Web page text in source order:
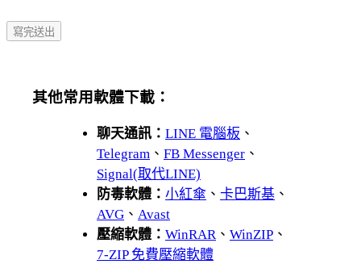
其他常用軟體下載：
聊天通訊： LINE 電腦板 、
Telegram 、 FB Messenger 、
Signal(取代LINE)
防毒軟體： 小紅傘 、 卡巴斯基 、
AVG 、 Avast
壓縮軟體： WinRAR 、 WinZIP 、
7-ZIP 免費壓縮軟體